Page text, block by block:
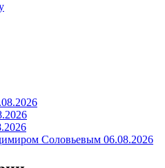
Соловьевым 06.08.2026